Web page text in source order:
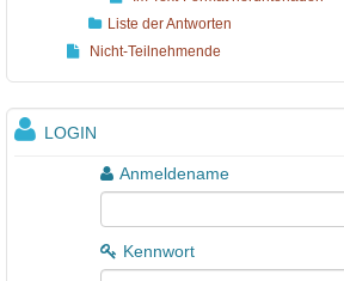
Liste der Antworten
Nicht-Teilnehmende
LOGIN
Anmeldename
Kennwort